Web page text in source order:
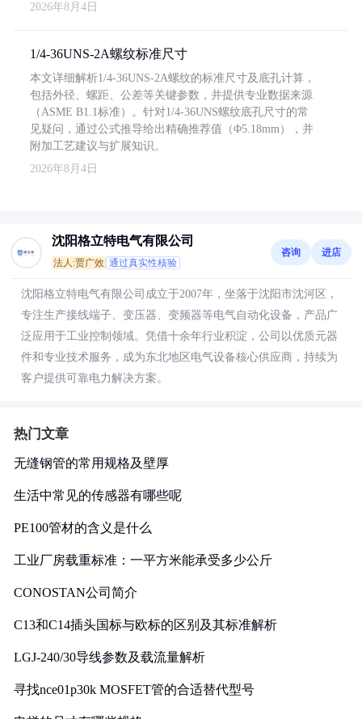
2026年8月4日
1/4-36UNS-2A螺纹标准尺寸
本文详细解析1/4-36UNS-2A螺纹的标准尺寸及底孔计算，
包括外径、螺距、公差等关键参数，并提供专业数据来源
（ASME B1.1标准）。针对1/4-36UNS螺纹底孔尺寸的常
见疑问，通过公式推导给出精确推荐值（Φ5.18mm），并
附加工艺建议与扩展知识。
2026年8月4日
沈阳格立特电气有限公司
法人:贾广效 通过真实性核验
咨询 进店
沈阳格立特电气有限公司成立于2007年，坐落于沈阳市沈河区，
专注生产接线端子、变压器、变频器等电气自动化设备，产品广
泛应用于工业控制领域。凭借十余年行业积淀，公司以优质元器
件和专业技术服务，成为东北地区电气设备核心供应商，持续为
客户提供可靠电力解决方案。
热门文章
无缝钢管的常用规格及壁厚
生活中常见的传感器有哪些呢
PE100管材的含义是什么
工业厂房载重标准：一平方米能承受多少公斤
CONOSTAN公司简介
C13和C14插头国标与欧标的区别及其标准解析
LGJ-240/30导线参数及载流量解析
寻找nce01p30k MOSFET管的合适替代型号